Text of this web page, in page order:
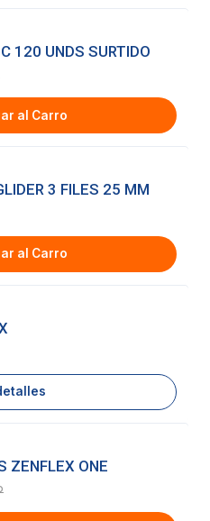
120 UNDS SURTIDO
al Carro
3 FILES 25 MM
al Carro
ZENFLEX ONE